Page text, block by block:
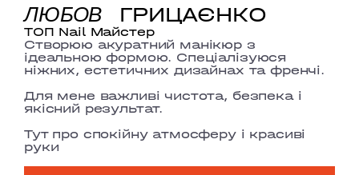
ЛЮБОВ ГРИЦАЄНКО
ТОП Nail Майстер
Створюю акуратний манікюр з
ідеальною формою. Спеціалізуюся
ніжних, естетичних дизайнах та френчі.
Для мене важливі чистота, безпека і
якісний результат.
Тут про спокійну атмосферу і красиві
руки